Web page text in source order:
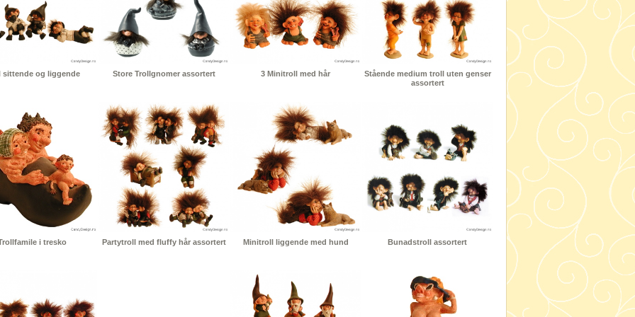
sittende og liggende Store Trollgnomer assortert 3 Minitroll med hår
Stående medium troll uten genser
assortert
i tresko Partytroll med fluffy hår assortert Minitroll liggende med hund Bunadstroll assortert